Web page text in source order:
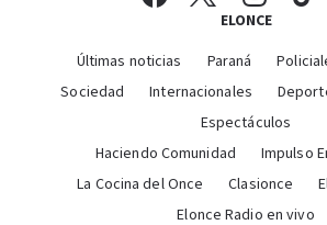
ELONCE
Últimas noticias Paraná
Sociedad
Internacionales
Espectáculos
Haciendo Comunidad
Impulso
La Cocina del Once
Clasionce
Elonce Radio en vivo